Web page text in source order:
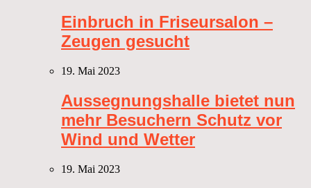
Einbruch in Friseursalon –
Zeugen gesucht
19. Mai 2023
Aussegnungshalle bietet nun
mehr Besuchern Schutz vor
Wind und Wetter
19. Mai 2023